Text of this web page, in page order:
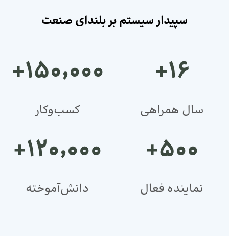
سپیدار سیستم بر بلندای صنعت
+۱۶
سال همراهی
+۱۵۰٬۰۰۰
کسب‌وکار
+۵۰۰
نماینده فعال
+۱۲۰٬۰۰۰
دانش‌آموخته